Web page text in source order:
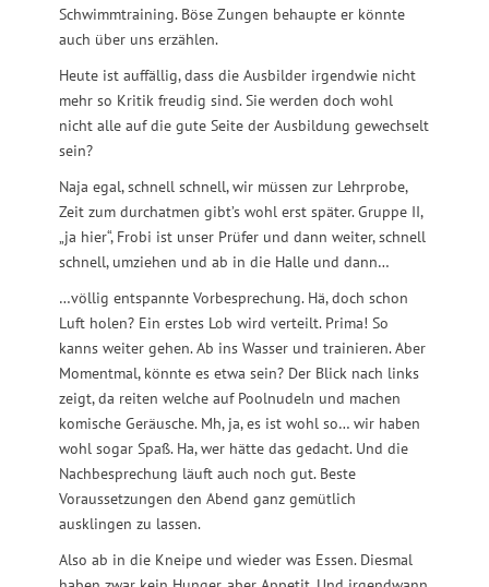
Schwimmtraining. Böse Zungen behaupte er könnte
auch über uns erzählen.
Heute ist auffällig, dass die Ausbilder irgendwie nicht
mehr so Kritik freudig sind. Sie werden doch wohl
nicht alle auf die gute Seite der Ausbildung gewechselt
sein?
Naja egal, schnell schnell, wir müssen zur Lehrprobe,
Zeit zum durchatmen gibt’s wohl erst später. Gruppe II,
„ja hier“, Frobi ist unser Prüfer und dann weiter, schnell
schnell, umziehen und ab in die Halle und dann…
…völlig entspannte Vorbesprechung. Hä, doch schon
Luft holen? Ein erstes Lob wird verteilt. Prima! So
kanns weiter gehen. Ab ins Wasser und trainieren. Aber
Momentmal, könnte es etwa sein? Der Blick nach links
zeigt, da reiten welche auf Poolnudeln und machen
komische Geräusche. Mh, ja, es ist wohl so… wir haben
wohl sogar Spaß. Ha, wer hätte das gedacht. Und die
Nachbesprechung läuft auch noch gut. Beste
Voraussetzungen den Abend ganz gemütlich
ausklingen zu lassen.
Also ab in die Kneipe und wieder was Essen. Diesmal